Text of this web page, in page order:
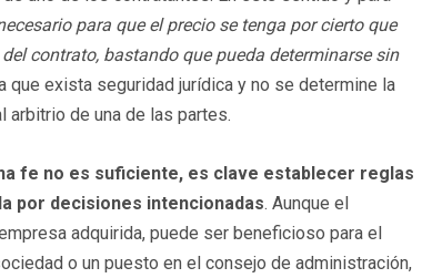
para que el precio se tenga por cierto que
contrato, bastando que pueda determinarse sin
que exista seguridad jurídica y no se determine la
arbitrio de una de las partes.
fe no es suficiente, es clave establecer reglas
por decisiones intencionadas. Aunque el
adquirida, puede ser beneficioso para el
o un puesto en el consejo de administración,